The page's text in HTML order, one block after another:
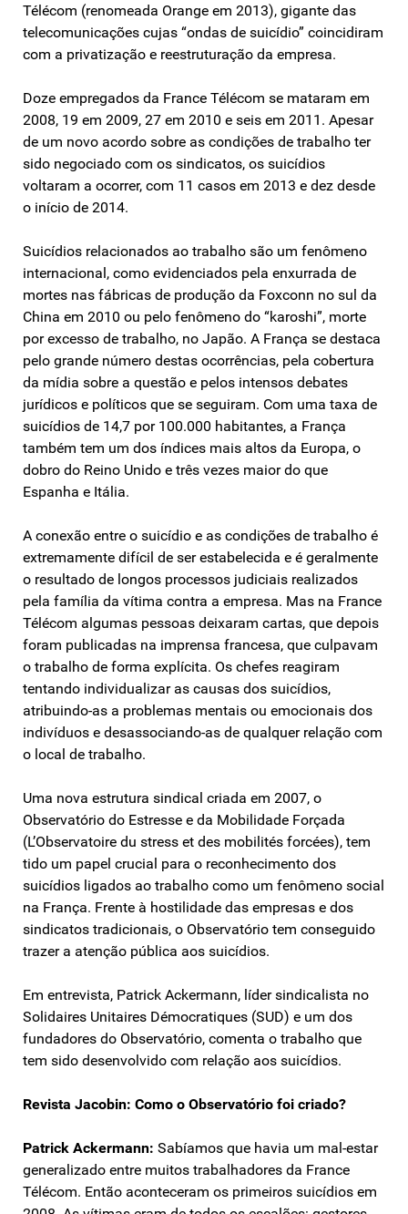
Télécom (renomeada Orange em 2013), gigante das
telecomunicações cujas “ondas de suicídio” coincidiram
com a privatização e reestruturação da empresa.
Doze empregados da France Télécom se mataram em
2008, 19 em 2009, 27 em 2010 e seis em 2011. Apesar
de um novo acordo sobre as condições de trabalho ter
sido negociado com os sindicatos, os suicídios
voltaram a ocorrer, com 11 casos em 2013 e dez desde
o início de 2014.
Suicídios relacionados ao trabalho são um fenômeno
internacional, como evidenciados pela enxurrada de
mortes nas fábricas de produção da Foxconn no sul da
China em 2010 ou pelo fenômeno do “karoshi”, morte
por excesso de trabalho, no Japão. A França se destaca
pelo grande número destas ocorrências, pela cobertura
da mídia sobre a questão e pelos intensos debates
jurídicos e políticos que se seguiram. Com uma taxa de
suicídios de 14,7 por 100.000 habitantes, a França
também tem um dos índices mais altos da Europa, o
dobro do Reino Unido e três vezes maior do que
Espanha e Itália.
A conexão entre o suicídio e as condições de trabalho é
extremamente difícil de ser estabelecida e é geralmente
o resultado de longos processos judiciais realizados
pela família da vítima contra a empresa. Mas na France
Télécom algumas pessoas deixaram cartas, que depois
foram publicadas na imprensa francesa, que culpavam
o trabalho de forma explícita. Os chefes reagiram
tentando individualizar as causas dos suicídios,
atribuindo-as a problemas mentais ou emocionais dos
indivíduos e desassociando-as de qualquer relação com
o local de trabalho.
Uma nova estrutura sindical criada em 2007, o
Observatório do Estresse e da Mobilidade Forçada
(L’Observatoire du stress et des mobilités forcées), tem
tido um papel crucial para o reconhecimento dos
suicídios ligados ao trabalho como um fenômeno social
na França. Frente à hostilidade das empresas e dos
sindicatos tradicionais, o Observatório tem conseguido
trazer a atenção pública aos suicídios.
Em entrevista, Patrick Ackermann, líder sindicalista no
Solidaires Unitaires Démocratiques (SUD) e um dos
fundadores do Observatório, comenta o trabalho que
tem sido desenvolvido com relação aos suicídios.
Revista Jacobin: Como o Observatório foi criado?
Patrick Ackermann: Sabíamos que havia um mal-estar
generalizado entre muitos trabalhadores da France
Télécom. Então aconteceram os primeiros suicídios em